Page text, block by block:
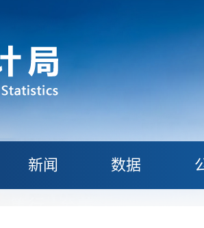
新闻 数据